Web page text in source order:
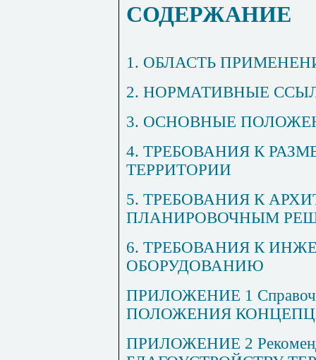
СОДЕРЖАНИЕ
1. ОБЛАСТЬ
2. НОРМАТИВНЫЕ
3. ОСНОВНЫЕ
4. ТРЕБОВАНИЯ К
ТЕРРИТОРИИ
5. ТРЕБОВАНИЯ К
ПЛАНИРОВОЧНЫМ
6. ТРЕБОВАНИЯ К
ОБОРУДОВАНИЮ
ПРИЛОЖЕНИЕ 1
ПОЛОЖЕНИЯ
ПРИЛОЖЕНИЕ 2